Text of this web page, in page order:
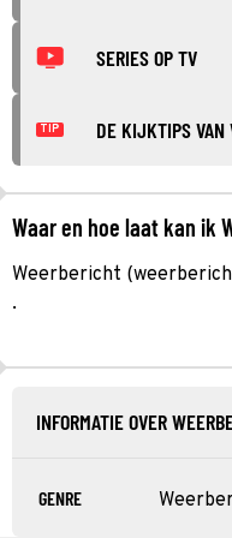
SERIES OP TV
TIP DE KIJKTIPS VAN
Waar en hoe laat kan ik
Weerbericht
.
INFORMATIE OVER
GENRE